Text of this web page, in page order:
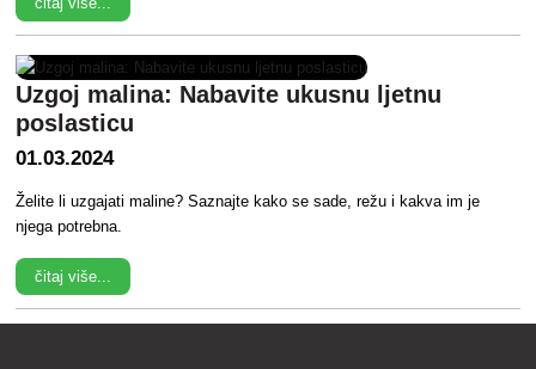
Uzgoj malina: Nabavite ukusnu ljetnu
poslasticu
01.03.2024
Želite li uzgajati maline? Saznajte kako se sade, režu i kakva im je
njega potrebna.
čitaj više...